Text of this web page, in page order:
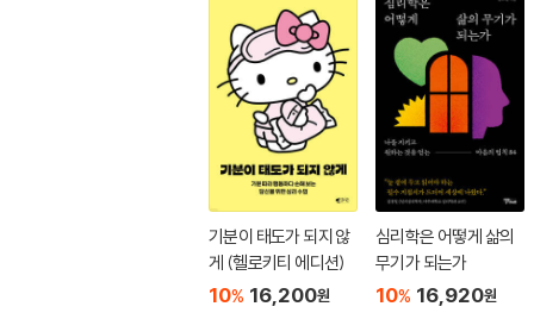
기분이 태도가 되지 않
게 (헬로키티 에디션)
10% 16,200원
심리학은 어떻게 삶의
무기가 되는가
10% 16,920원